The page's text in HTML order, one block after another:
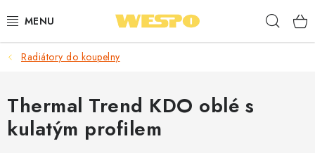
na
ARMATURY PRO TOPENÍ A VODU
TOPENÍ A OHŘEV VODY
TVAROVKY A TRUBKY
Radiátory do koupelny
Thermal Trend KDO oblé s
kulatým profilem